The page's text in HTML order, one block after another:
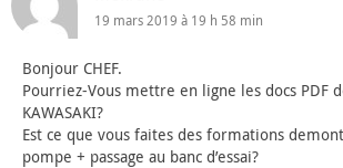
19 mars 2019 à 19 h 58 min
Bonjour CHEF.
Pourriez-Vous mettre en ligne les docs PDF
KAWASAKI?
Est ce que vous faites des formations
pompe + passage au banc d’essai?